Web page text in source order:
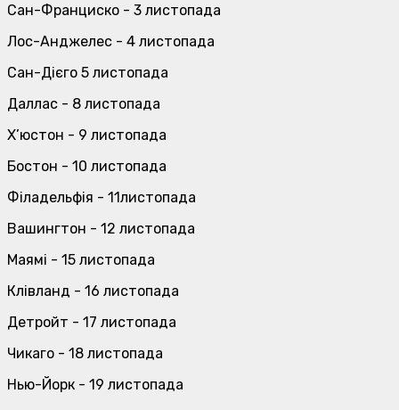
Сан-Франциско - 3 листопада
Лос-Анджелес - 4 листопада
Сан-Дієго 5 листопада
Даллас - 8 листопада
Х’юстон - 9 листопада
Бостон - 10 листопада
Філадельфія - 11листопада
Вашингтон - 12 листопада
Маямі - 15 листопада
Клівланд - 16 листопада
Детройт - 17 листопада
Чикаго - 18 листопада
Нью-Йорк - 19 листопада